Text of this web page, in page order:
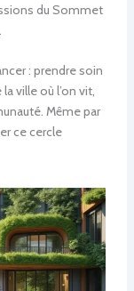
du Sommet
: prendre soin
ville où l’on vit,
Même par
ce cercle